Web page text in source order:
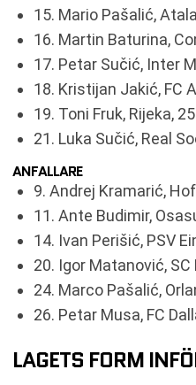
15. Mario Pašalić,
16. Martin Baturina,
17. Petar Sučić, Inter
18. Kristijan Jakić, FC
19. Toni Fruk, Rijeka,
21. Luka Sučić, Real
ANFALLARE
9. Andrej Kramarić,
11. Ante Budimir,
14. Ivan Perišić, PSV
20. Igor Matanović, SC
24. Marco Pašalić,
26. Petar Musa, FC
LAGETS FORM